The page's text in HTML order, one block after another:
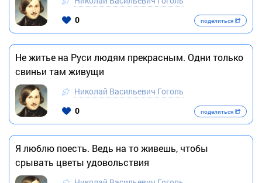
0
поделиться
Не житье на Руси людям прекрасным. Одни только
свиньи там живущи
Николай Васильевич Гоголь
0
поделиться
Я люблю поесть. Ведь на то живешь, чтобы
срывать цветы удовольствия